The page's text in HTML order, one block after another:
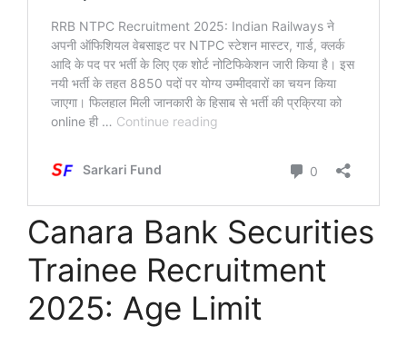
Canara Bank Securities
Trainee Recruitment
2025: Age Limit